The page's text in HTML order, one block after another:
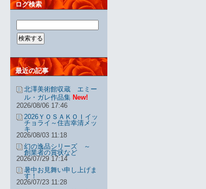
ログ検索
最近の記事
北澤美術館収蔵 エミー
ル・ガレ作品集 New!
2026/08/06 17:46
2026ＹＯＳＡＫＯＩイッ
チョライ～住吉幸清メッ
キ
2026/08/03 11:18
幻の逸品シリーズ ～
創業者の賞状など
2026/07/29 17:14
暑中お見舞い申し上げま
す！
2026/07/23 11:28